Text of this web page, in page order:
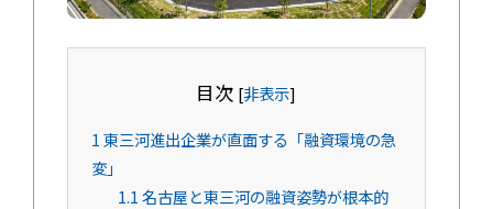
目次 [非表示]
1東三河進出企業が直面する「融資環境の急
変」
1.1名古屋と東三河の融資姿勢が根本的